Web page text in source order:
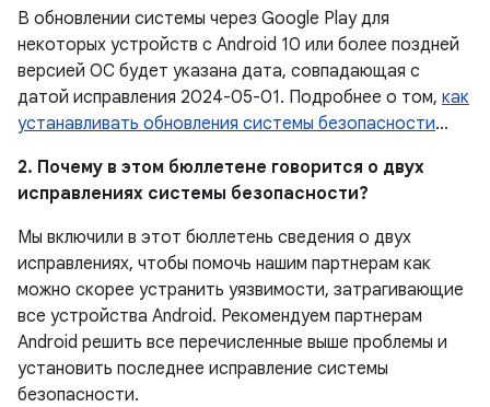
В обновлении системы через Google Play для
некоторых устройств с Android 10 или более поздней
версией ОС будет указана дата, совпадающая с
датой исправления 2024-05-01. Подробнее о том, как
устанавливать обновления системы безопасности…
2. Почему в этом бюллетене говорится о двух
исправлениях системы безопасности?
Мы включили в этот бюллетень сведения о двух
исправлениях, чтобы помочь нашим партнерам как
можно скорее устранить уязвимости, затрагивающие
все устройства Android. Рекомендуем партнерам
Android решить все перечисленные выше проблемы и
установить последнее исправление системы
безопасности.